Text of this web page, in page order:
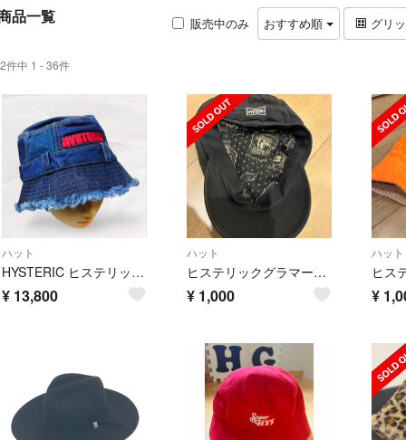
品一覧 販売中のみ おすすめ順 グリ
件中 1 - 36件
ハット
HYSTERIC ヒステリックグラマー デニムバケットハット 希少 当時物
¥ 13,800
ハット
ヒステリックグラマー hysteric glamour
¥ 1,000
ハット
¥